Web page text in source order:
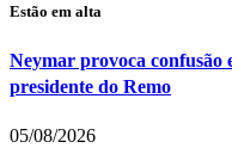
Estão em alta
Neymar provoca confusão
presidente do Remo
05/08/2026